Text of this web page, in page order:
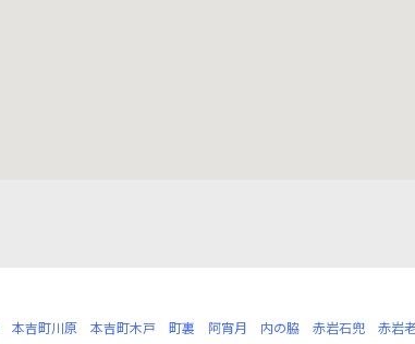
本吉町川原 本吉町木戸 町裏 阿宵月 内の脇 赤岩石兜 赤岩